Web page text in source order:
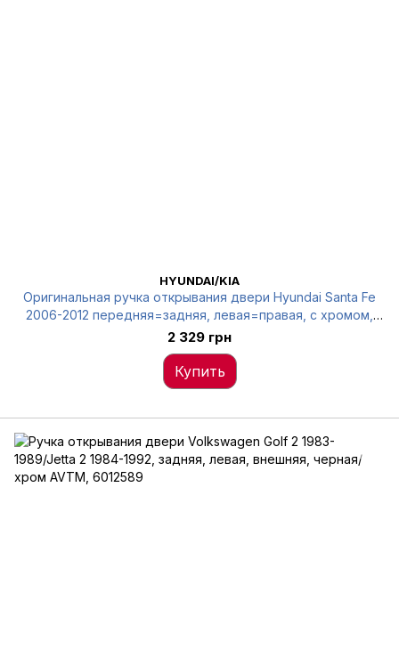
HYUNDAI/KIA
Оригинальная ручка открывания двери Hyundai Santa Fe
2006-2012 передняя=задняя, левая=правая, с хромом,
826512B010
2 329 грн
Купить